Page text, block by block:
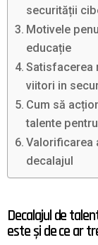
securității
Motivele
educație
Satisfacerea
viitori in
Cum să
talente
Valorificarea
decalajul
Decalajul de
este și de ce ar